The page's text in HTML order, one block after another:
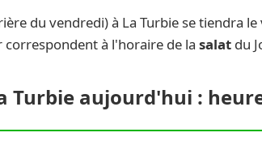
du vendredi) à La Turbie se tiendra
à l'horaire de la salat du
Turbie aujourd'hui :